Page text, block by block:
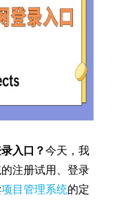
入口？今天，我
注册试用、登录
项目管理系统的定